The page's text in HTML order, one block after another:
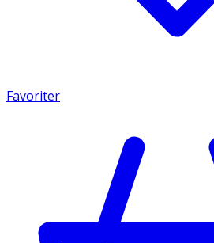
Favoriter